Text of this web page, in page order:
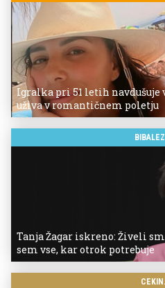
Igralka pri 51 letih navdušuje
uživa v romantičnem poletju
Tanja Žagar iskreno: Živeli
sem vse, kar otrok potrebuje